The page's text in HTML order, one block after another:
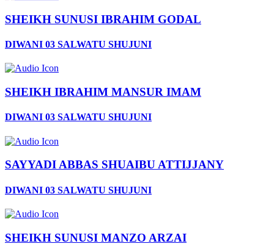
SHEIKH SUNUSI IBRAHIM GODAL
DIWANI 03 SALWATU SHUJUNI
SHEIKH IBRAHIM MANSUR IMAM
DIWANI 03 SALWATU SHUJUNI
SAYYADI ABBAS SHUAIBU ATTIJJANY
DIWANI 03 SALWATU SHUJUNI
SHEIKH SUNUSI MANZO ARZAI